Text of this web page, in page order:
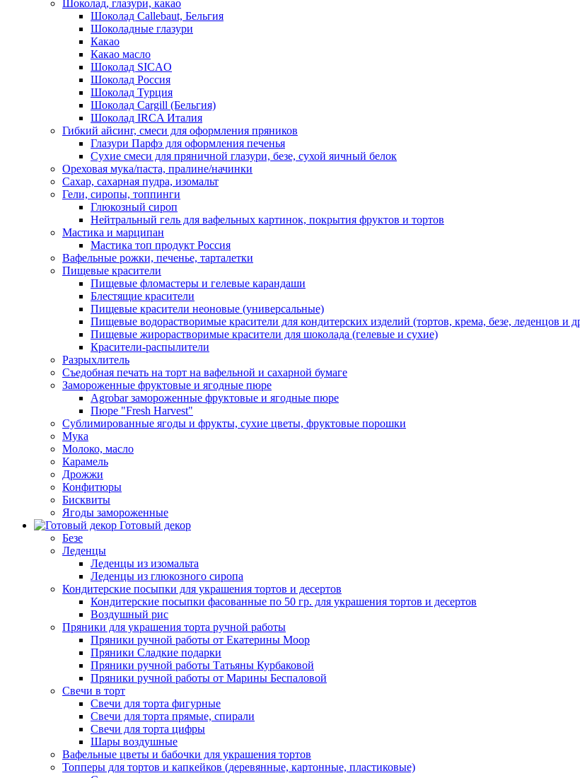
Шоколад, глазури, какао
Шоколад Callebaut, Бельгия
Шоколадные глазури
Какао
Какао масло
Шоколад SICAO
Шоколад Россия
Шоколад Турция
Шоколад Cargill (Бельгия)
Шоколад IRCA Италия
Гибкий айсинг, смеси для оформления пряников
Глазури Парфэ для оформления печенья
Сухие смеси для пряничной глазури, безе, сухой яичный белок
Ореховая мука/паста, пралине/начинки
Сахар, сахарная пудра, изомальт
Гели, сиропы, топпинги
Глюкозный сироп
Нейтральный гель для вафельных картинок, покрытия фруктов и тортов
Мастика и марципан
Мастика топ продукт Россия
Вафельные рожки, печенье, тарталетки
Пищевые красители
Пищевые фломастеры и гелевые карандаши
Блестящие красители
Пищевые красители неоновые (универсальные)
Пищевые водорастворимые красители для кондитерских изделий (тортов, крема, безе, леденцов и
Пищевые жирорастворимые красители для шоколада (гелевые и сухие)
Красители-распылители
Разрыхлитель
Съедобная печать на торт на вафельной и сахарной бумаге
Замороженные фруктовые и ягодные пюре
Agrobar замороженные фруктовые и ягодные пюре
Пюре "Fresh Harvest"
Сублимированные ягоды и фрукты, сухие цветы, фруктовые порошки
Мука
Молоко, масло
Карамель
Дрожжи
Конфитюры
Бисквиты
Ягоды замороженные
Готовый декор
Безе
Леденцы
Леденцы из изомальта
Леденцы из глюкозного сиропа
Кондитерские посыпки для украшения тортов и десертов
Кондитерские посыпки фасованные по 50 гр. для украшения тортов и десертов
Воздушный рис
Пряники для украшения торта ручной работы
Пряники ручной работы от Екатерины Моор
Пряники Сладкие подарки
Пряники ручной работы Татьяны Курбаковой
Пряники ручной работы от Марины Беспаловой
Свечи в торт
Свечи для торта фигурные
Свечи для торта прямые, спирали
Свечи для торта цифры
Шары воздушные
Вафельные цветы и бабочки для украшения тортов
Топперы для тортов и капкейков (деревянные, картонные, пластиковые)